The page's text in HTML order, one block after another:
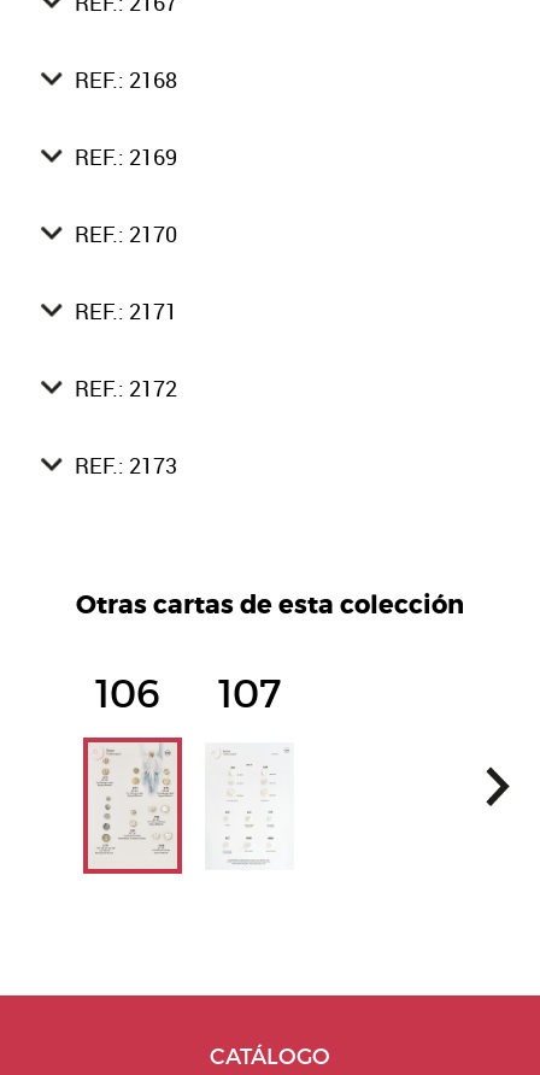
REF.: 2168
REF.: 2169
REF.: 2170
REF.: 2171
REF.: 2172
REF.: 2173
Otras cartas de esta colección
106 107
CATÁLOGO